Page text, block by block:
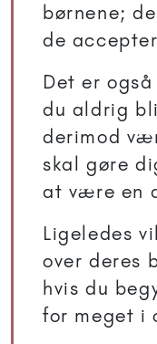
børnene;
de
Det er
du aldrig
derimod
skal gøre
at være en
Ligeledes
over deres
hvis du
for meget i